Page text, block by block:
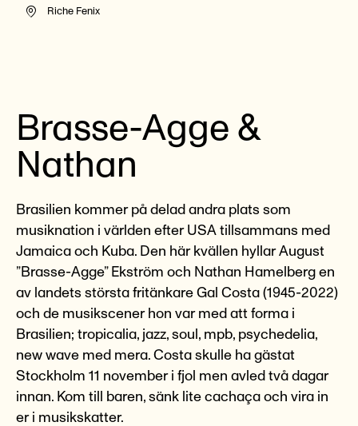
Brasse-Agge &
Nathan
Brasilien kommer på delad andra plats som
musiknation i världen efter USA tillsammans med
Jamaica och Kuba. Den här kvällen hyllar August
”Brasse-Agge” Ekström och Nathan Hamelberg en
av landets största fritänkare Gal Costa (1945-2022)
och de musikscener hon var med att forma i
Brasilien; tropicalia, jazz, soul, mpb, psychedelia,
new wave med mera. Costa skulle ha gästat
Stockholm 11 november i fjol men avled två dagar
innan. Kom till baren, sänk lite cachaça och vira in
er i musikskatter.
Riche Fenix